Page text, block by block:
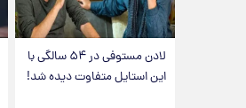
لادن مستوفی در ۵۴ سالگی با
این استایل متفاوت دیده شد!